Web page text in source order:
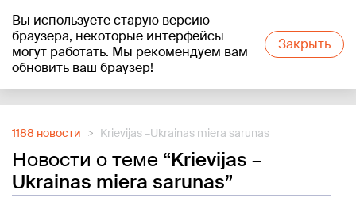
Вы используете старую версию
браузера, некоторые интерфейсы
могут работать. Мы рекомендуем вам
обновить ваш браузер!
Закрыть
+19°C
1188 новости Krievijas –Ukrainas miera sarunas
Новости о теме “Krievijas –
Ukrainas miera sarunas”